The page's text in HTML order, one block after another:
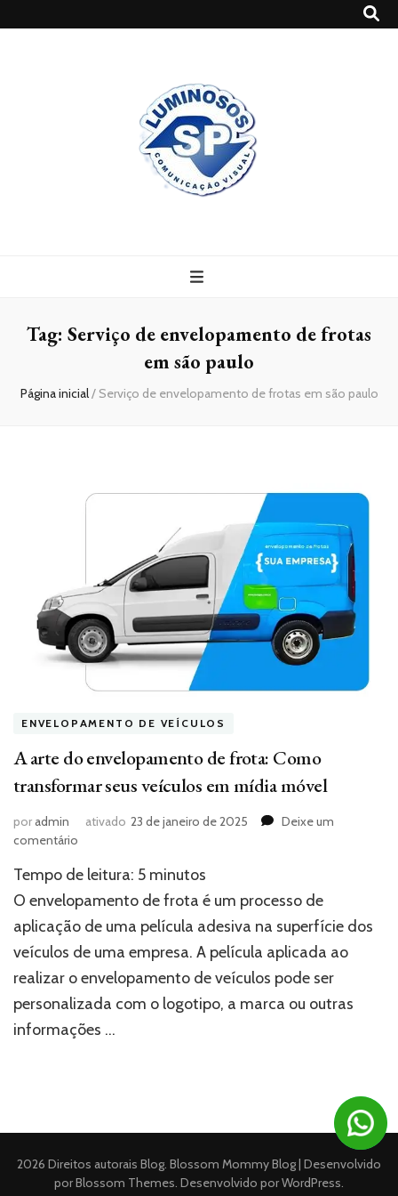
Tag: Serviço de envelopamento de frotas
em são paulo
Página inicial/ Serviço de envelopamento de frotas em são paulo
ENVELOPAMENTO DE VEÍCULOS
A arte do envelopamento de frota: Como
transformar seus veículos em mídia móvel
poradmin ativado 23 de janeiro de 2025
Deixe um
comentário
arte
do
de
frota:
transformar
seus
veículos
Tempo de leitura: 5 minutos
O envelopamento de frota é um processo de
aplicação de uma película adesiva na superfície dos
veículos de uma empresa. A película aplicada ao
realizar o envelopamento de veículos pode ser
personalizada com o logotipo, a marca ou outras
informações …
2026 Direitos autorais Blog. Blossom Mommy Blog | Desenvolvido
porBlossom Themes. Desenvolvido porWordPress.